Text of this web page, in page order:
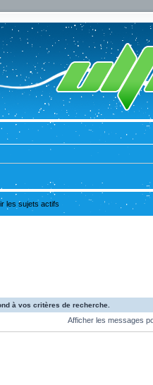
les sujets actifs
à vos critères de recherche.
Afficher les messages